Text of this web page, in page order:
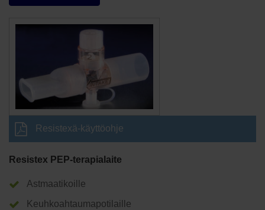
Resistexä-käyttöohje
Resistex PEP-terapialaite
Astmaatikoille
Keuhkoahtaumapotilaille